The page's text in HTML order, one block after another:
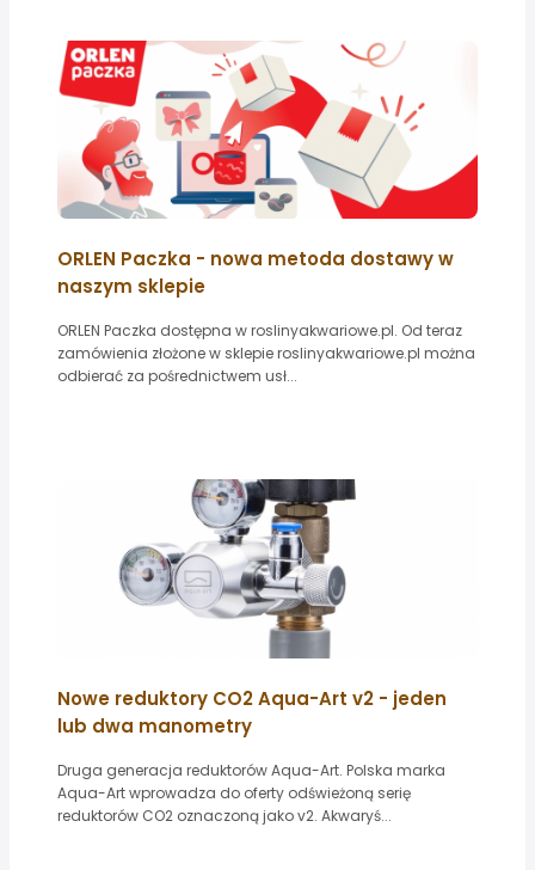
ORLEN Paczka - nowa metoda dostawy w
naszym sklepie
ORLEN Paczka dostępna w roslinyakwariowe.pl. Od teraz
zamówienia złożone w sklepie roslinyakwariowe.pl można
odbierać za pośrednictwem usł...
Nowe reduktory CO2 Aqua-Art v2 - jeden
lub dwa manometry
Druga generacja reduktorów Aqua-Art. Polska marka
Aqua-Art wprowadza do oferty odświeżoną serię
reduktorów CO2 oznaczoną jako v2. Akwaryś...